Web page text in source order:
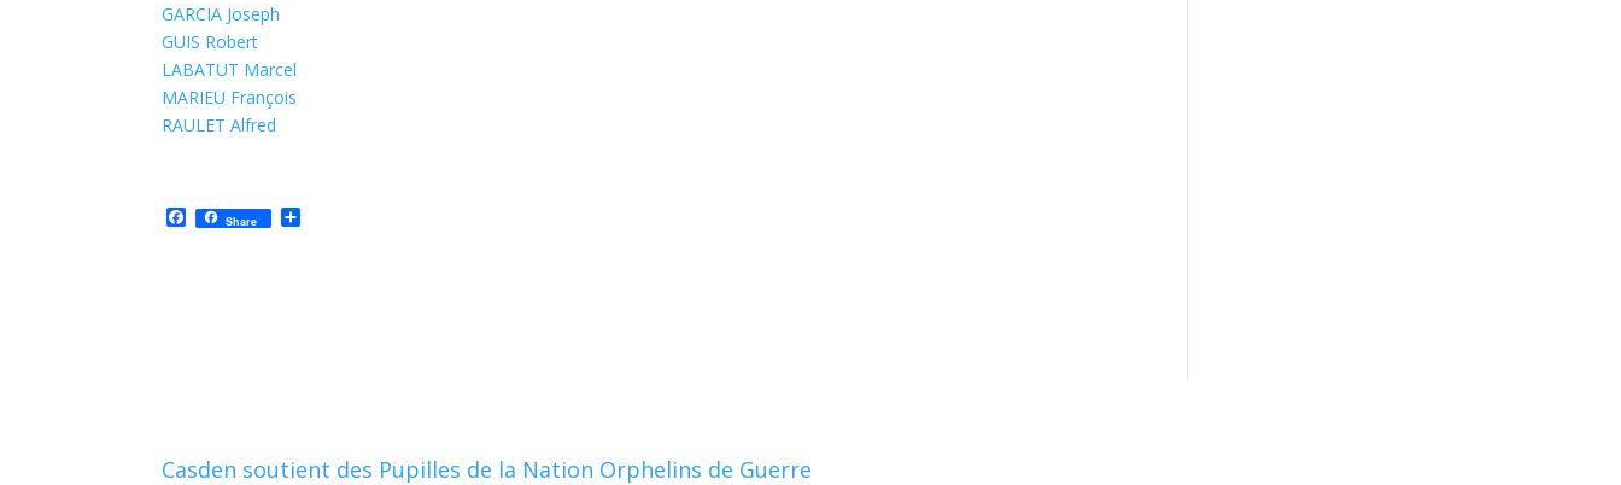
GARCIA Joseph
GUIS Robert
LABATUT Marcel
MARIEU François
RAULET Alfred
F
a
Share
Casden soutient des Pupilles de la Nation Orphelins de Guerre